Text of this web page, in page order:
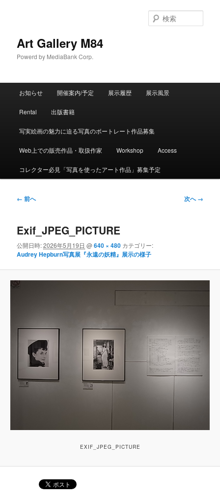
Art Gallery M84
Powerd by MediaBank Corp.
索
メインメニュー
メインコンテンツへ移動
サブコンテンツへ移動
お知らせ 開催案内/予定 展示履歴 展示風景
Rental 出版書籍
写実絵画の魅力に迫る写真のボートレート作品募集
Web上での販売作品・取扱作家 Workshop Access
コレクター必見「写真を使ったアート作品」募集予定
画像ナビゲーション
← 前へ 次へ →
Exif_JPEG_PICTURE
公開日時:2026年5月19日 @640 × 480 カテゴリー:
Audrey Hepburn写真展『永遠の妖精』展示の様子
EXIF_JPEG_PICTURE